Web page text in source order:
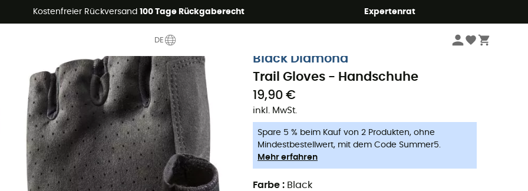
Kostenfreier Rückversand 100 Tage Rückgaberecht Expertenrat
DE
Sommerangebote🔥 -5% EXTRA ab 2 Produkten* Code Summer5
-5% Extra - Code Summer5
Handschuhe & Fäustlinge
Black Diamond
Trail Gloves - Handschuhe
19,90 €
inkl. MwSt.
Spare 5 % beim Kauf von 2 Produkten, ohne
Mindestbestellwert, mit dem Code Summer5.
Mehr erfahren
Farbe : Black